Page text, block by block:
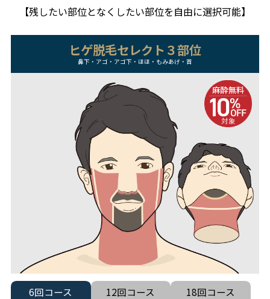
【残したい部位となくしたい部位を自由に選択可能】
ヒゲ脱毛セレクト３部位
鼻下・アゴ・アゴ下・ほほ・もみあげ・首
6回コース 12回コース 18回コース